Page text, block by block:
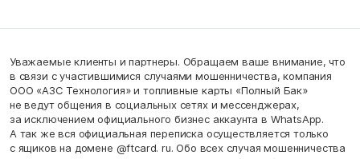
Уважаемые клиенты и партнеры. Обращаем ваше внимание, что
в связи с участившимися случаями мошенничества, компания
ООО «АЗС Технология» и топливные карты «Полный Бак»
не ведут общения в социальных сетях и мессенджерах,
за исключением официального бизнес аккаунта в WhatsApp.
А так же вся официальная переписка осуществляется только
с ящиков на домене @ftcard. ru. Обо всех случая мошенничества